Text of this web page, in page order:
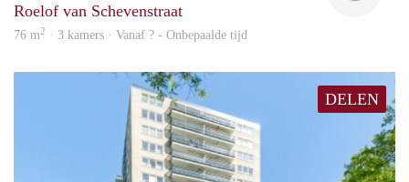
Roelof van Schevenstraat
76 m2 · 3 kamers · Vanaf ? - Onbepaalde tijd
DELEN